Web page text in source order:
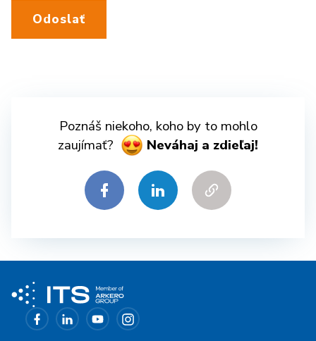
Odoslať
Poznáš niekoho, koho by to mohlo
zaujímať?
Neváhaj a zdieľaj!